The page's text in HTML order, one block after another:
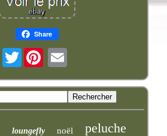
Share
Twitter
loungefly noël peluche